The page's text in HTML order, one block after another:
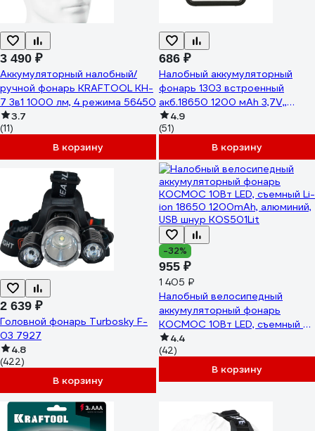
3 490 ₽
Аккумуляторный налобный/
ручной фонарь KRAFTOOL KH-
7 3в1 1000 лм, 4 режима 56450
3.7
(11)
В корзину
686 ₽
Налобный аккумуляторный
фонарь 1303 встроенный
акб.18650 1200 мАh 3,7V,,
индикатор зарядки, 3W COB
Focusray 890149
4.9
(51)
В корзину
2 639 ₽
Головной фонарь Turbosky F-
03 7927
4.8
(422)
В корзину
-32%
955 ₽
1 405 ₽
Налобный велосипедный
аккумуляторный фонарь
КОСМОС 10Вт LED, съемный Li-
ion 18650 1200mAh, алюминий,
USB шнур KOS501Lit
4.4
(42)
В корзину